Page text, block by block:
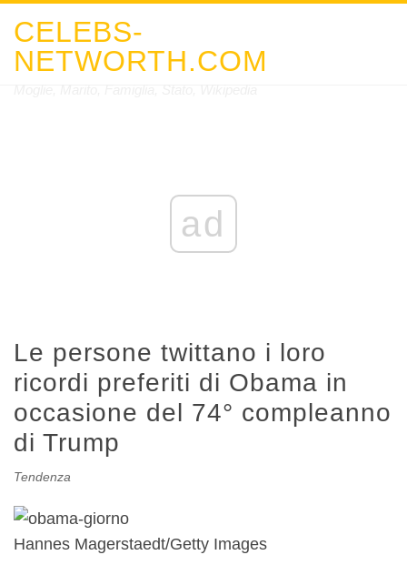
CELEBS-
NETWORTH.COM
ad
Le persone twittano i loro
ricordi preferiti di Obama in
occasione del 74° compleanno
di Trump
Tendenza
Hannes Magerstaedt/Getty Images